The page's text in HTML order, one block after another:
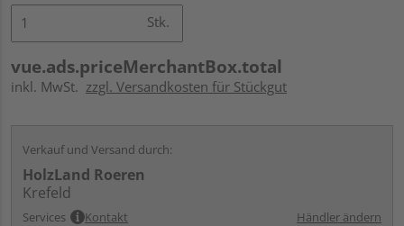
Stk.
vue.ads.priceMerchantBox.total
inkl. MwSt. zzgl. Versandkosten für Stückgut
Verkauf und Versand durch:
HolzLand Roeren
Krefeld
Services Kontakt Händler ändern